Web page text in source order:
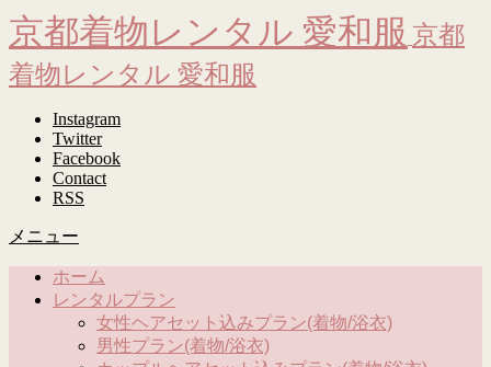
京都着物レンタル 愛和服 京都
着物レンタル 愛和服
Instagram
Twitter
Facebook
Contact
RSS
メニュー
ホーム
レンタルプラン
女性ヘアセット込みプラン(着物/浴衣)
男性プラン(着物/浴衣)